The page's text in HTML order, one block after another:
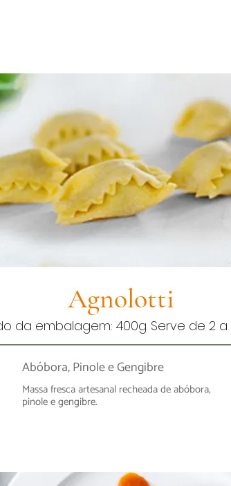
Agnolotti
da embalagem: 400g. Serve de 2 a
Abóbora, Pinole e Gengibre
Massa fresca artesanal recheada de abóbora,
pinole e gengibre.